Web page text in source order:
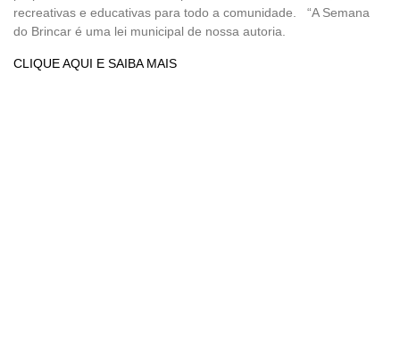
recreativas e educativas para todo a comunidade. “A Semana
do Brincar é uma lei municipal de nossa autoria.
CLIQUE AQUI E SAIBA MAIS